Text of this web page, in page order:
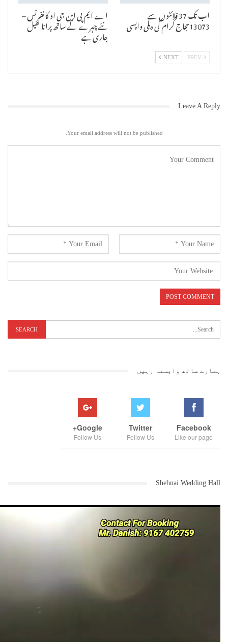
اب تک 37 فلائٹوں سے
13073حجاج کرام کی دہلی واپسی
اے ایم پی این جی او کانفرنس –
نئے چہرے کے ساتھ پرانا کھیل
جاری ہے
NEXT
Leave A Reply
Your email address will not be published.
ہمارے ساتھ وابستہ رہیں
Facebook
Like our page
Twitter
Follow Us
Google+
Follow Us
Shehnai Wedding Hall